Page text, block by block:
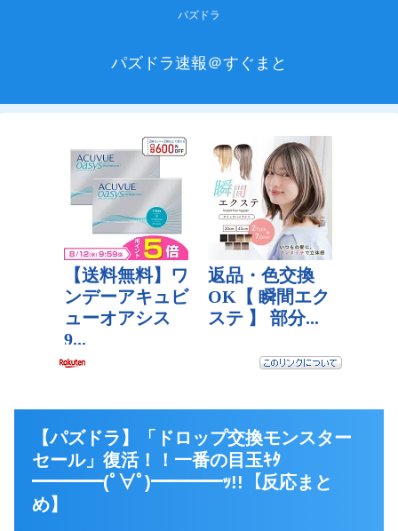
パズドラ
パズドラ速報＠すぐまと
【パズドラ】「ドロップ交換モンスター
セール」復活！！一番の目玉ｷﾀ
━━━━(ﾟ∀ﾟ)━━━━ｯ!!【反応まと
め】